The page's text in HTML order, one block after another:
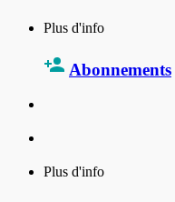
Plus d'info
Abonnements
Plus d'info